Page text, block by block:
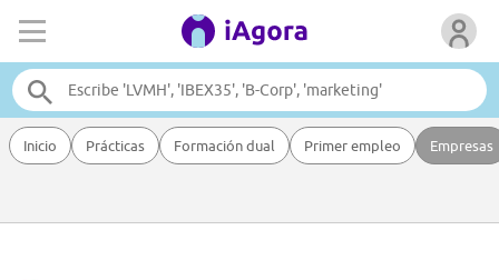
Inicio Prácticas Formación dual Primer empleo Empresas